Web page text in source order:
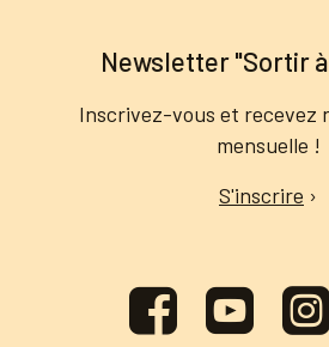
Newsletter "Sortir
Inscrivez-vous et recevez
mensuelle !
S'inscrire ›